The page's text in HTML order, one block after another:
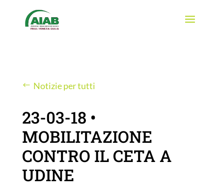
Notizie per tutti
23-03-18 •
MOBILITAZIONE
CONTRO IL CETA A
UDINE